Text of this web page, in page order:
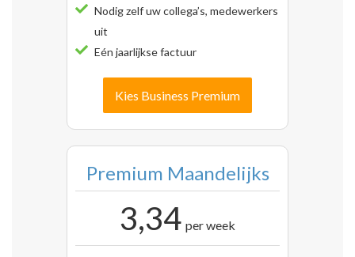
Nodig zelf uw collega’s, medewerkers
uit
Eén jaarlijkse factuur
Kies Business Premium
Premium Maandelijks
3,34 per week